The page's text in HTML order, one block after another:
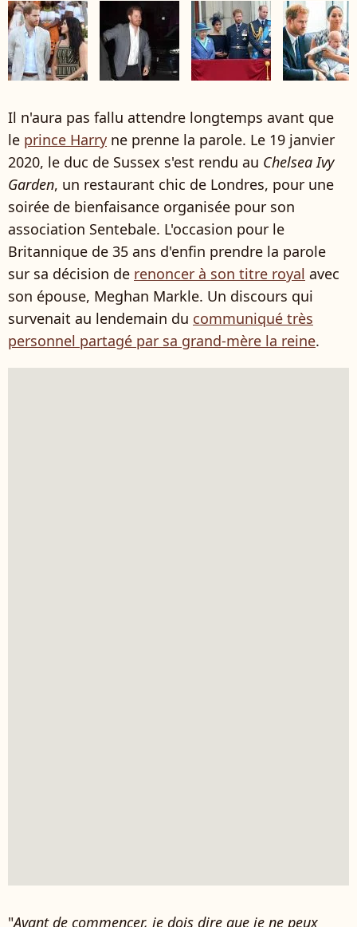
Il n'aura pas fallu attendre longtemps avant que
le prince Harry ne prenne la parole. Le 19 janvier
2020, le duc de Sussex s'est rendu au Chelsea Ivy
Garden, un restaurant chic de Londres, pour une
soirée de bienfaisance organisée pour son
association Sentebale. L'occasion pour le
Britannique de 35 ans d'enfin prendre la parole
sur sa décision de renoncer à son titre royal avec
son épouse, Meghan Markle. Un discours qui
survenait au lendemain du communiqué très
personnel partagé par sa grand-mère la reine.
"Avant de commencer, je dois dire que je ne peux